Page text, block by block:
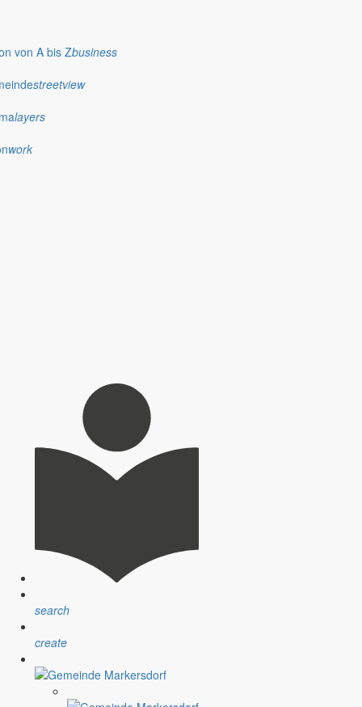
von A bis Zbusiness
streetview
layers
work
search
create
die Wahlergebnisse noch einmal neu veröffentlicht werden
vereidigen.
und gemeinsame Ziele zu definieren.
der Mitglieder ist durch einen Beschluss entschieden.
der Gemeinderatssitzungen in der Zusammenkunft der
schaffen und die Ortsvorsteher aus den Reihen der
um mit anderen freiwilligen Bürgern alle Wahllokale
Lehrer, Erzieher und die Hausmeister haben sich sehr viel Mühe
an die Verkehrsordnung auf dem Parkplatz. Die einzige Zufahrt
Wir haben des öfteren Diskussionen zwischen den
den Krankenwagen warten muss, muss man sich die Zeit auch